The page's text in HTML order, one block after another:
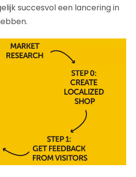
succesvol een lancering in